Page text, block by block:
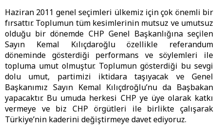
Haziran 2011 genel seçimleri ülkemiz için çok önemli bir
fırsattır. Toplumun tüm kesimlerinin mutsuz ve umutsuz
olduğu bir dönemde CHP Genel Başkanlığına seçilen
Sayın Kemal Kılıçdaroğlu özellikle referandum
döneminde gösterdiği performans ve söylemleri ile
topluma umut olmuştur. Toplumun gösterdiği bu sevgi
dolu umut, partimizi iktidara taşıyacak ve Genel
Başkanımız Sayın Kemal Kılıçdroğlu’nu da Başbakan
yapacaktır. Bu umuda herkesi CHP ye üye olarak katkı
vermeye ve biz CHP örgütleri ile birlikte çalışarak
Türkiye’nin kaderini değiştirmeye davet ediyoruz.